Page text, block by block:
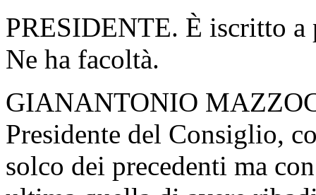
PRESIDENTE. È iscritto a
Ne ha facoltà.
GIANANTONIO
Presidente del Consiglio,
solco dei precedenti ma